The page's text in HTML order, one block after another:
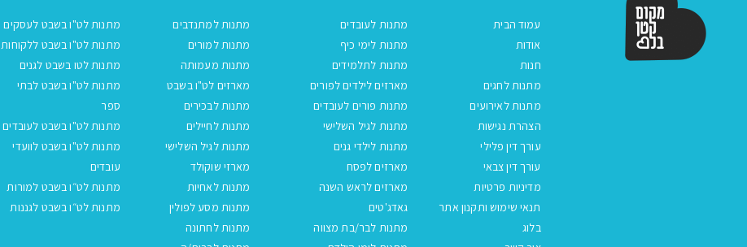
עמוד הבית
אודות
חנות
מתנות לחגים
מתנות לאירועים
הצהרת נגישות
עורך דין פלילי
עורך דין צבאי
מדיניות פרטיות
תנאי שימוש ותקנון אתר
בלוג
מתנות לעובדים
מתנות למתנדבים
מתנות לימי כיף
מתנות למורים
מתנות לתלמידים
מתנות מעמותה
מארזים לילדים לפורים
מארזים לט"ו בשבט
מתנות פורים לעובדים
מתנות לבכירים
מתנות לגיל השלישי
מתנות לחיילים
מתנות לילדי גנים
מתנות לגיל השלישי
מארזים לפסח
מארזי שוקולד
מארזים לראש השנה
מתנות לאחיות
גאדג'טים
מתנות מסע לפולין
מתנות לבר/בת מצווה
מתנות לחתונה
מתנות לט"ו בשבט לעסקים
מתנות לט"ו בשבט ללקוחות
מתנות לטו בשבט לגנים
מתנות לט"ו בשבט לבתי
ספר
מתנות לט"ו בשבט לעובדים
מתנות לט"ו בשבט לוועדי
עובדים
מתנות לט״ו בשבט למורות
מתנות לט״ו בשבט לגננות